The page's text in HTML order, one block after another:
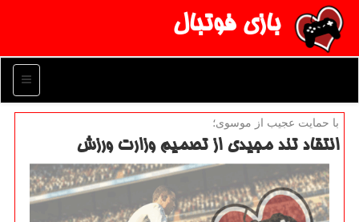
بازی فوتبال
منو
با حمایت عجیب از موسوی؛
انتقاد تند مجیدی از تصمیم وزارت ورزش